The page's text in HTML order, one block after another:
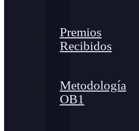
Premios
Recibidos
Metodología
OB1